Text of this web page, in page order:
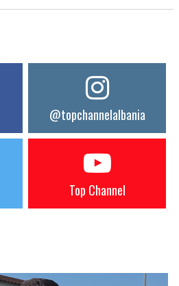
@topchannelalbania
Top Channel